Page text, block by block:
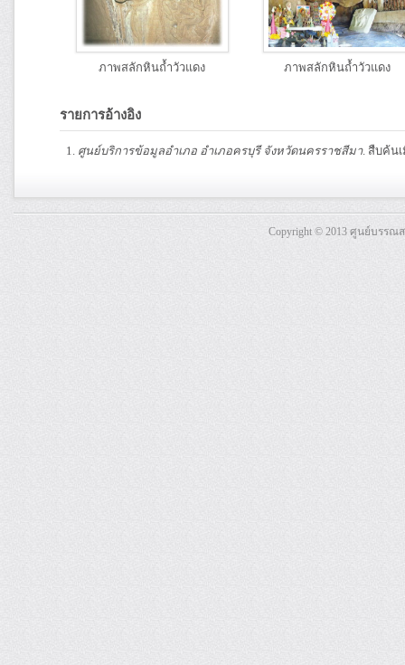
ภาพสลักหินถ้ำวัวแดง ภาพสลักหินถ้ำวัวแดง
รายการอ้างอิง
ศูนย์บริการข้อมูลอำเภอ อำเภอครบุรี จังหวัดนครราชสีมา. สืบค้น
Copyright © 2013 ศูนย์บรร